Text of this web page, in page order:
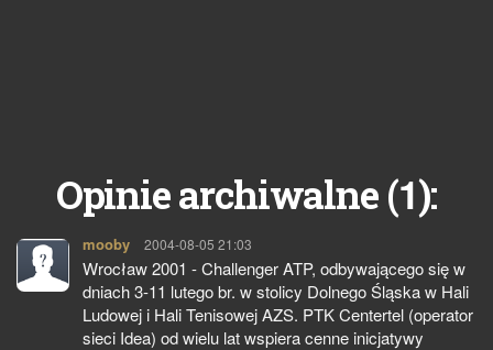
Opinie archiwalne (1):
mooby pisze:
2004-08-05 21:03
Wrocław 2001 - Challenger ATP, odbywającego się w
dniach 3-11 lutego br. w stolicy Dolnego Śląska w Hali
Ludowej i Hali Tenisowej AZS. PTK Centertel (operator
sieci Idea) od wielu lat wspiera cenne inicjatywy